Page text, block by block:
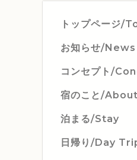
トップページ/
お知らせ/News
コンセプト/
宿のこと/About
泊まる/Stay
日帰り/Day